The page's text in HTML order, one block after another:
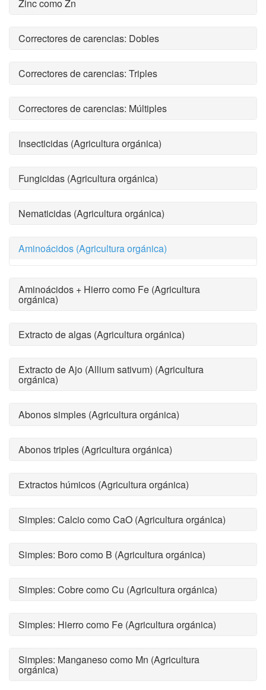
Zinc como Zn
Correctores de carencias: Dobles
Correctores de carencias: Triples
Correctores de carencias: Múltiples
Insecticidas (Agricultura orgánica)
Fungicidas (Agricultura orgánica)
Nematicidas (Agricultura orgánica)
Aminoácidos (Agricultura orgánica)
Aminoácidos + Hierro como Fe (Agricultura
orgánica)
Extracto de algas (Agricultura orgánica)
Extracto de Ajo (Allium sativum) (Agricultura
orgánica)
Abonos simples (Agricultura orgánica)
Abonos triples (Agricultura orgánica)
Extractos húmicos (Agricultura orgánica)
Simples: Calcio como CaO (Agricultura orgánica)
Simples: Boro como B (Agricultura orgánica)
Simples: Cobre como Cu (Agricultura orgánica)
Simples: Hierro como Fe (Agricultura orgánica)
Simples: Manganeso como Mn (Agricultura
orgánica)